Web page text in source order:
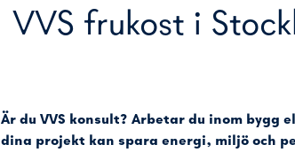
VVS frukost i
Är du VVS konsult? Arbetar du inom bygg
dina projekt kan spara energi, miljö och